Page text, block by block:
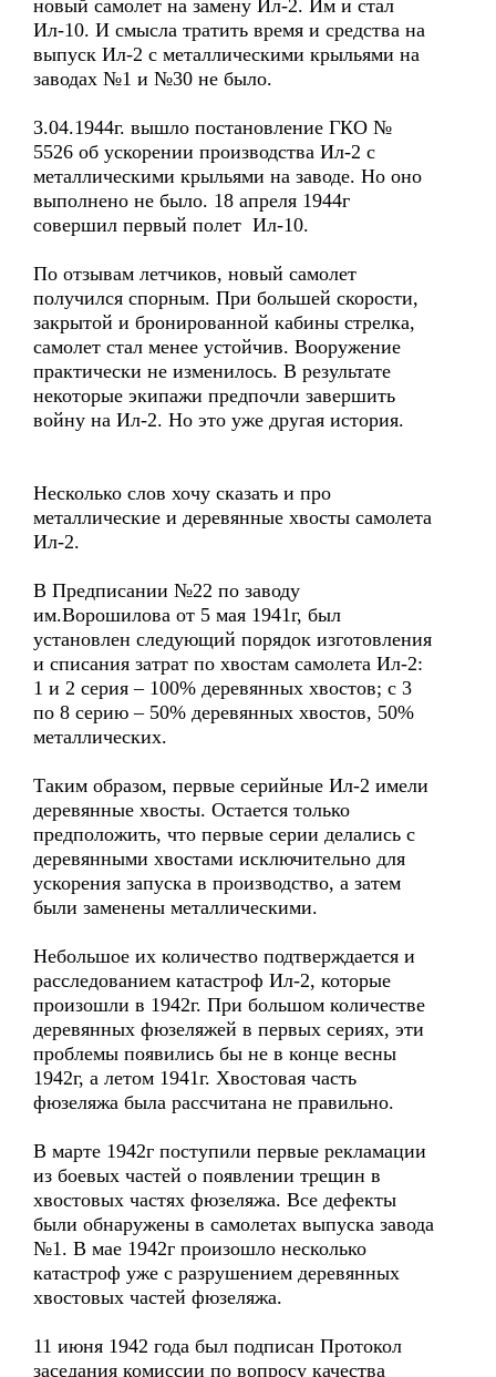
новый самолет на замену Ил-2. Им и стал
Ил-10. И смысла тратить время и средства на
выпуск Ил-2 с металлическими крыльями на
заводах №1 и №30 не было.
3.04.1944г. вышло постановление ГКО №
5526 об ускорении производства Ил-2 с
металлическими крыльями на заводе. Но оно
выполнено не было. 18 апреля 1944г
совершил первый полет Ил-10.
По отзывам летчиков, новый самолет
получился спорным. При большей скорости,
закрытой и бронированной кабины стрелка,
самолет стал менее устойчив. Вооружение
практически не изменилось. В результате
некоторые экипажи предпочли завершить
войну на Ил-2. Но это уже другая история.
Несколько слов хочу сказать и про
металлические и деревянные хвосты самолета
Ил-2.
В Предписании №22 по заводу
им.Ворошилова от 5 мая 1941г, был
установлен следующий порядок изготовления
и списания затрат по хвостам самолета Ил-2:
1 и 2 серия – 100% деревянных хвостов; с 3
по 8 серию – 50% деревянных хвостов, 50%
металлических.
Таким образом, первые серийные Ил-2 имели
деревянные хвосты. Остается только
предположить, что первые серии делались с
деревянными хвостами исключительно для
ускорения запуска в производство, а затем
были заменены металлическими.
Небольшое их количество подтверждается и
расследованием катастроф Ил-2, которые
произошли в 1942г. При большом количестве
деревянных фюзеляжей в первых сериях, эти
проблемы появились бы не в конце весны
1942г, а летом 1941г. Хвостовая часть
фюзеляжа была рассчитана не правильно.
В марте 1942г поступили первые рекламации
из боевых частей о появлении трещин в
хвостовых частях фюзеляжа. Все дефекты
были обнаружены в самолетах выпуска завода
№1. В мае 1942г произошло несколько
катастроф уже с разрушением деревянных
хвостовых частей фюзеляжа.
11 июня 1942 года был подписан Протокол
заседания комиссии по вопросу качества